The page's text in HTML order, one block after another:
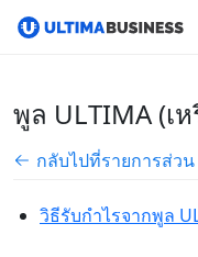
พูล ULTIMA (เ
กลับไปที่รายการส่วน
วิธีรับกำไรจากพูล